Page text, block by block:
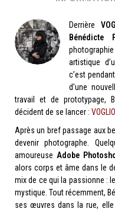
Derrière
Bénédicte
artistique
c’est
d’une
travail et de prototypage,
décident de se lancer :
Après un bref passage aux
devenir photographe.
amoureuse Adobe
alors corps et âme dans le
mix de ce qui la passionne :
mystique. Tout récemment,
ses œuvres dans la rue,